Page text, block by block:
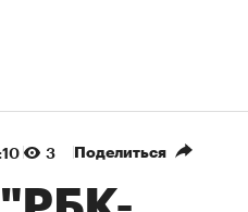
3 Поделиться